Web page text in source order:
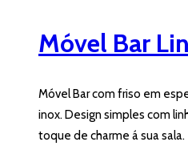
Móvel Bar
Móvel Bar com friso em
inox. Design simples com
toque de charme á sua sala.